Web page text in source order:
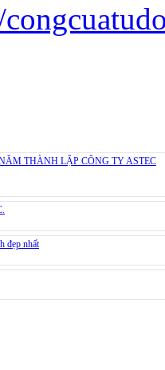
THÀNH LẬP CÔNG TY ASTEC
đẹp nhất